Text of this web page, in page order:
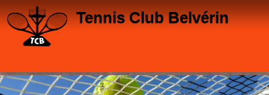
Tennis Club Belvérin
Panneau de gestion des cookies